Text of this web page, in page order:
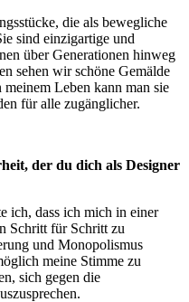
die als bewegliche
sind einzigartige und
über Generationen hinweg
sehen wir schöne Gemälde
Leben kann man sie
für alle zugänglicher.
der du dich als Designer
ich, dass ich mich in einer
Schritt für Schritt zu
und Monopolismus
meine Stimme zu
sich gegen die